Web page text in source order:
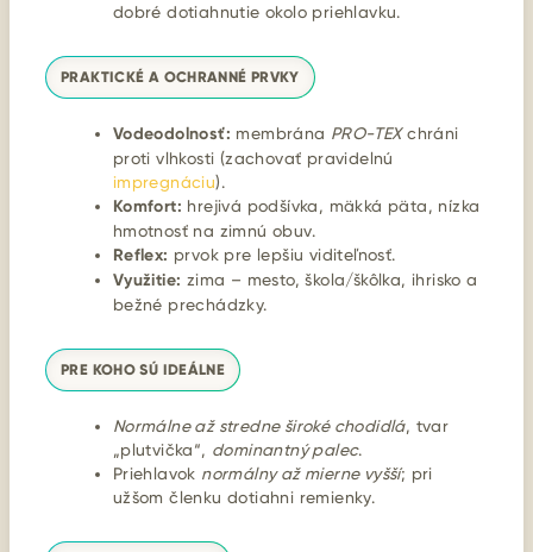
dobré dotiahnutie okolo priehlavku.
PRAKTICKÉ A OCHRANNÉ PRVKY
Vodeodolnosť: membrána PRO-TEXchráni
proti vlhkosti (zachovať pravidelnú
impregnáciu).
Komfort: hrejivá podšívka, mäkká päta, nízka
hmotnosť na zimnú obuv.
Reflex: prvok pre lepšiu viditeľnosť.
Využitie: zima – mesto, škola/škôlka, ihrisko a
bežné prechádzky.
PRE KOHO SÚ IDEÁLNE
Normálne až stredne široké chodidlá, tvar
„plutvička“, dominantný palec.
Priehlavok normálny až mierne vyšší; pri
užšom členku dotiahni remienky.